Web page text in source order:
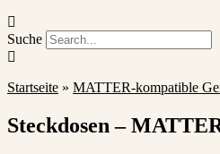
Suche
Startseite » MATTER-kompatible
Steckdosen –